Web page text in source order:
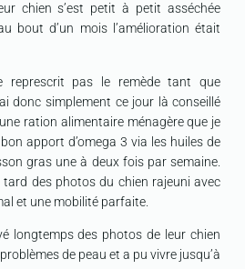
chien s’est petit à petit asséchée
bout d’un mois l’amélioration était
represcrit pas le remède tant que
donc simplement ce jour là conseillé
ration alimentaire ménagère que je
apport d’omega 3 via les huiles de
gras une à deux fois par semaine.
tard des photos du chien rajeuni avec
et une mobilité parfaite.
longtemps des photos de leur chien
de peau et a pu vivre jusqu’à